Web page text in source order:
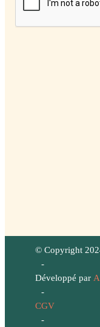
© Copyright
-
Développé par
-
CGV
-